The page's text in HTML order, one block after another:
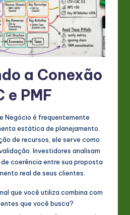
a Conexão
e PMF
Negócio é frequentemente
estática de planejamento.
de recursos, ele serve como
Investidores analisam
coerência entre sua proposta
real de seus clientes.
que você utiliza combina com
que você busca?